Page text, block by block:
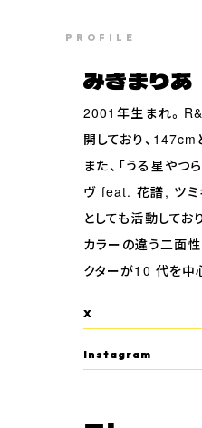
PROFILE
みきまりあ
2001年生まれ。
開しており、
また、「うる星やつ
ヴ feat. 花譜, ツミ
としても活動してお
カラーの違う二面
クターが10 代を中
X
Instagram